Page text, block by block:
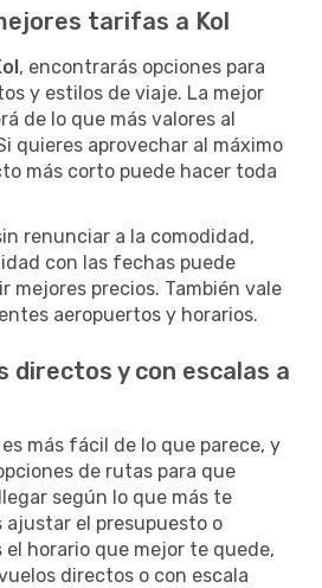
tarifas a Kol
, encontrarás opciones para
y estilos de viaje. La mejor
de lo que más valores al
quieres aprovechar al máximo
más corto puede hacer toda
renunciar a la comodidad,
con las fechas puede
mejores precios. También vale
aeropuertos y horarios.
directos y con escalas a
más fácil de lo que parece, y
de rutas para que
según lo que más te
ajustar el presupuesto o
el horario que mejor te quede,
directos o con escala